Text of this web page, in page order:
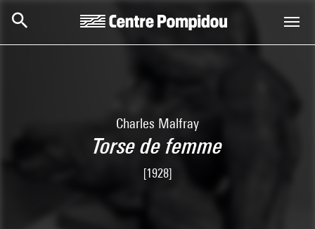
Charles Malfray
Torse de femme
[1928]